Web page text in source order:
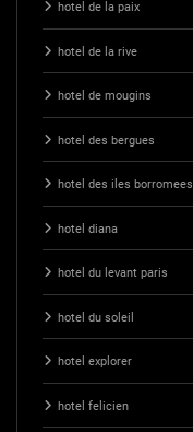
hotel de la paix
hotel de la rive
hotel de mougins
hotel des bergues
hotel des iles borromees
hotel diana
hotel du levant paris
hotel du soleil
hotel explorer
hotel felicien